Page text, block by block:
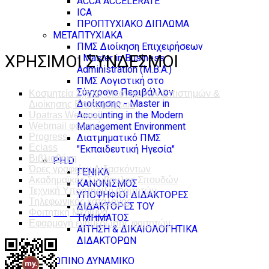
ICA
ΠΡΟΠΤΥΧΙΑΚΟ ΔΙΠΛΩΜΑ
ΜΕΤΑΠΤΥΧΙΑΚΑ
ΠΜΣ Διοίκηση Επιχειρήσεων
- Master in Business
Administration (M.B.A.)
ΠΜΣ Λογιστική στο
Σύγχρονο Περιβάλλον
Διοίκησης - Master in
Accounting in the Modern
Management Environment
Διατμηματικό ΠΜΣ
"Εκπαιδευτική Ηγεσία"
PH.D
ΓΕΝΙΚΑ
ΚΑΝΟΝΙΣΜΟΣ
ΥΠΟΨΗΦΙΟΙ ΔΙΔΑΚΤΟΡΕΣ
ΔΙΔΑΚΤΟΡΕΣ ΤΟΥ
ΤΜΗΜΑΤΟΣ
ΑΙΤΗΣΗ & ΔΙΚΑΙΟΛΟΓΗΤΙΚΑ
ΔΙΔΑΚΤΟΡΩΝ
ΑΝΘΡΩΠΙΝΟ ΔΥΝΑΜΙΚΟ
ΧΡΗΣΙΜΟΙ ΣΥΝΔΕΣΜΟΙ
Κοσμητεία Σχολή Οικονομικών Επιστημών &
Διοίκησης Επιχειρήσεων
Upatras Webmail
Webmail φοιτητών
Progress
Eclass
Βιβλιοθήκη
Ώρες γραφείου Διδασκόντων
Ακαδημαϊκός Σύμβουλος Σπουδών
Τεχνική Υποστήριξη Φοιτητών
Τηλεφωνικός κατάλογος
Φοιτητική Μέριμνα
Εφαρμογή ενημέρωσης φοιτητών